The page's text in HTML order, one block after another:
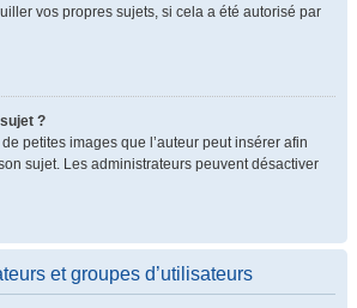
vos propres sujets, si cela a été autorisé par
?
petites images que l’auteur peut insérer afin
sujet. Les administrateurs peuvent désactiver
et groupes d’utilisateurs